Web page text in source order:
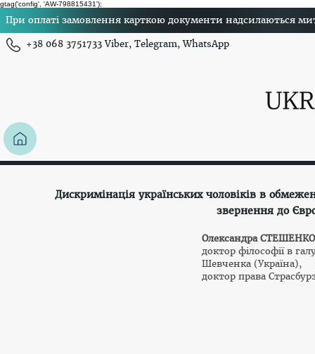
gtag('config', 'AW-798815431');
При оплаті замовлення карткою документи надсилаються
+38 068 3751733 Viber, Telegram, WhatsApp
Дискримінація українських чоловіків в
звернення до
Олександра СТЕШЕНКО
доктор філософії в
Шевченка (Україна),
доктор права